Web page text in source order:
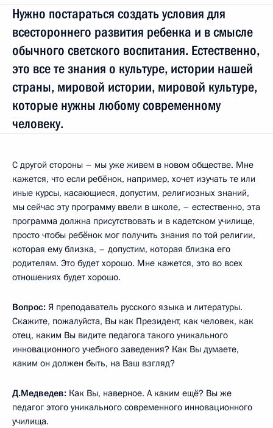
Нужно постараться создать условия для
всестороннего развития ребенка и в смысле
обычного светского воспитания. Естественно,
это все те знания о культуре, истории нашей
страны, мировой истории, мировой культуре,
которые нужны любому современному
человеку.
С другой стороны – мы уже живем в новом обществе. Мне
кажется, что если ребёнок, например, хочет изучать те или
иные курсы, касающиеся, допустим, религиозных знаний,
мы сейчас эту программу ввели в школе, – естественно, эта
программа должна присутствовать и в кадетском училище,
просто чтобы ребёнок мог получить знания по той религии,
которая ему близка, – допустим, которая близка его
родителям. Это будет хорошо. Мне кажется, это во всех
отношениях будет хорошо.
Вопрос: Я преподаватель русского языка и литературы.
Скажите, пожалуйста, Вы как Президент, как человек, как
отец, каким Вы видите педагога такого уникального
инновационного учебного заведения? Как Вы думаете,
каким он должен быть, на Ваш взгляд?
Д.Медведев: Как Вы, наверное. А каким ещё? Вы же
педагог этого уникального современного инновационного
училища.